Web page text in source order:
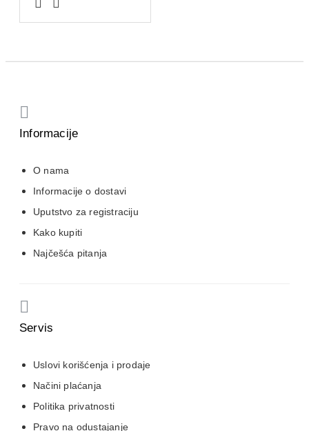
Informacije
O nama
Informacije o dostavi
Uputstvo za registraciju
Kako kupiti
Najčešća pitanja
Servis
Uslovi korišćenja i prodaje
Načini plaćanja
Politika privatnosti
Pravo na odustajanje